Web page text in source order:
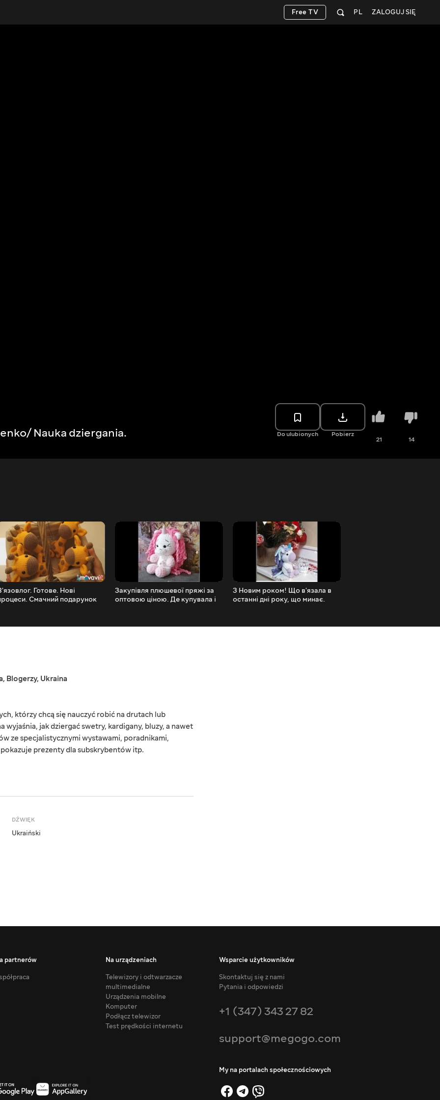
ZALOGUJ SIĘ
PL
Free TV
Nauka dziergania. Do ulubionych Pobierz
21 14
Готове. Нові
Смачний подарунок
Закупівля плюшевої пряжі за
оптовою ціною. Де купувала і
З Новим роком! Що в'язала в
останні дні року, що минає.
, Blogerzy, Ukraina
którzy chcą się nauczyć robić na drutach lub
wyjaśnia, jak dziergać swetry, kardigany, bluzy, a nawet
ze specjalistycznymi wystawami, poradnikami,
prezenty dla subskrybentów itp.
DŹWIĘK
Ukraiński
partnerów
Na urządzeniach
Telewizory i odtwarzacze
multimedialne
Urządzenia mobilne
Komputer
Podłącz telewizor
Test prędkości internetu
Wsparcie użytkowników
Skontaktuj się z nami
Pytania i odpowiedzi
+1 (347) 343 27 82
support@megogo.com
My na portalach społecznościowych